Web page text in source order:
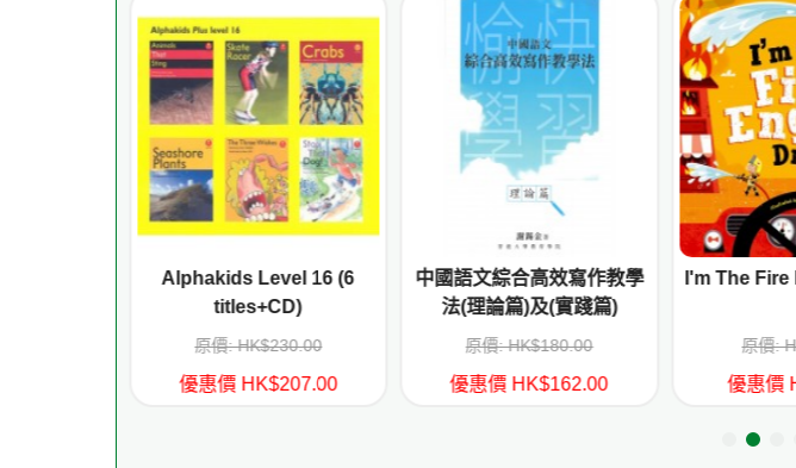
Alphakids Level 16 (6
titles+CD)
原價: HK$230.00
優惠價 HK$207.00
中國語文綜合高效寫作教學
法(理論篇)及(實踐篇)
原價: HK$180.00
優惠價 HK$162.00
I'm The
原價:
優惠價